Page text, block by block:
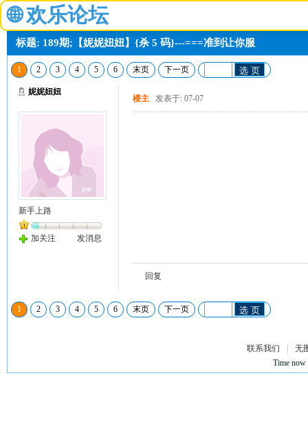
🌐 欢乐论坛
标题: 189期;【妮妮妞妞】{杀 5 码}---===准到让你服
1 2 3 4 5 6 末页 下一页 选 页
妮妮妞妞
新手上路
加关注 发消息
楼主 发表于: 07-07
回复
1 2 3 4 5 6 末页 下一页 选 页
联系我们
无
Time now